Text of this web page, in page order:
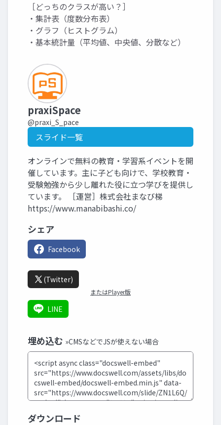
［どっちのクラスが高い？］
・集計表（度数分布表）
・グラフ（ヒストグラム）
・基本統計量（平均値、中央値、分散など）
praxiSpace
@praxi_S_pace
スライド一覧
オンラインで無料の教育・学習系イベントを開
催しています。主に子ども向けで、学校教育・
受験勉強から少し離れた役に立つ学びを提供し
ています。 ［運営］株式会社まなび梯
https://www.manabibashi.co/
シェア
Facebook
(Twitter)
またはPlayer版
LINE
埋め込む »CMSなどでJSが使えない場合
ダウンロード